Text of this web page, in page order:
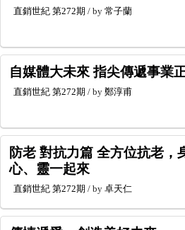
直銷世紀 第272期 / by 常子蘭
自媒體大未來 指尖傳遞事業
直銷世紀 第272期 / by 鄭淳甫
防老 對抗力篇 全方位抗老，
心、靈一起來
直銷世紀 第272期 / by 卓天仁